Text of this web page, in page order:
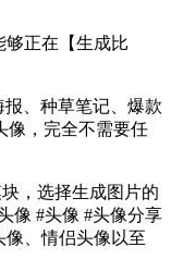
正在【生成比
、种草笔记、爆款
像，完全不需要任
，选择生成图片的
像 #头像 #头像分享
、情侣头像以至